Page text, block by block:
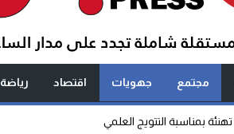
مجتمع جهويات اقتصاد رياضة
سؤال_